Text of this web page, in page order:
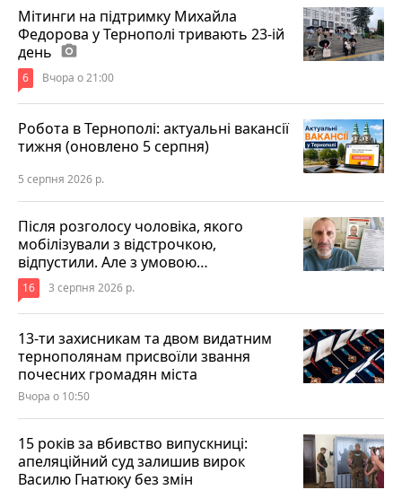
Мітинги на підтримку Михайла
Федорова у Тернополі тривають 23-ій
день photo_camera
6 Вчора о 21:00
Робота в Тернополі: актуальні вакансії
тижня (оновлено 5 серпня)
5 серпня 2026 р.
Після розголосу чоловіка, якого
мобілізували з відстрочкою,
відпустили. Але з умовою…
16 3 серпня 2026 р.
13-ти захисникам та двом видатним
тернополянам присвоїли звання
почесних громадян міста
Вчора о 10:50
15 років за вбивство випускниці:
апеляційний суд залишив вирок
Василю Гнатюку без змін